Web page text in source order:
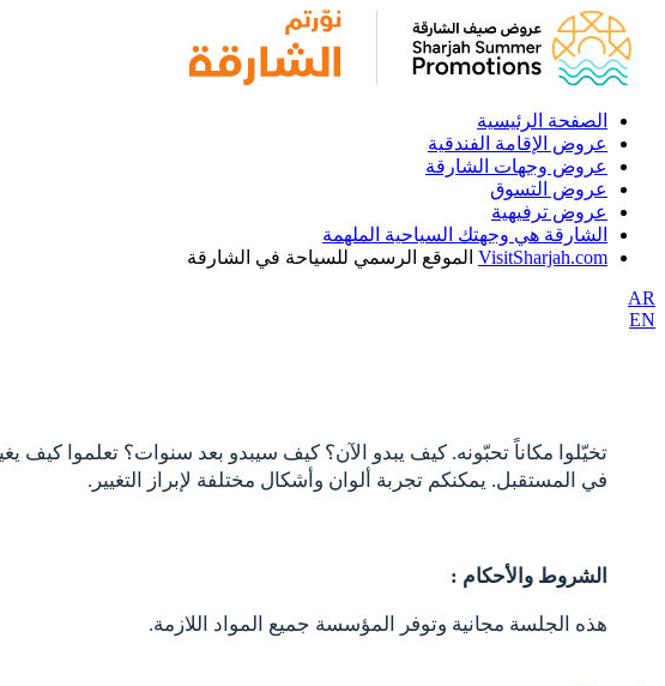
الصفحة الرئيسية
عروض الإقامة الفندقية
عروض وجهات الشارقة
عروض التسوق
عروض ترفيهية
الشارقة هي وجهتك السياحية الملهمة
VisitSharjah.com الموقع الرسمي للسياحة في الشارقة
AR
EN
تخيّلوا مكاناً تحبّونه. كيف يبدو الآن؟ كيف سيبدو بعد سنوات؟ تعلموا كيف
في المستقبل. يمكنكم تجربة ألوان وأشكال مختلفة لإبراز التغيير.
الشروط والأحكام :
هذه الجلسة مجانية وتوفر المؤسسة جميع المواد اللازمة.